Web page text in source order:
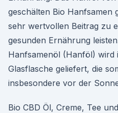
geschälten Bio Hanfsamen
sehr wertvollen Beitrag zu
gesunden Ernährung
Hanfsamenöl (Hanföl) wird
Glasflasche geliefert, die
insbesondere vor der
Bio CBD Öl, Creme, Tee